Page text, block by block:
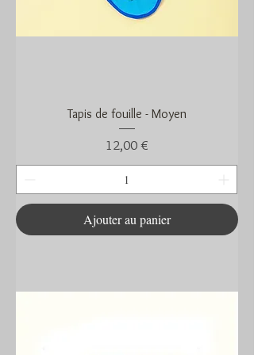
Tapis de fouille - Moyen
Prix
12,00 €
Ajouter au panier